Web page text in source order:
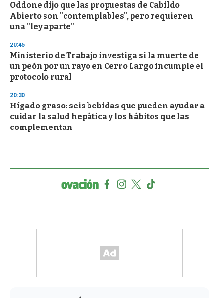
Oddone dijo que las propuestas de Cabildo
Abierto son "contemplables", pero requieren
una "ley aparte"
20:45
Ministerio de Trabajo investiga si la muerte de
un peón por un rayo en Cerro Largo incumple el
protocolo rural
20:30
Hígado graso: seis bebidas que pueden ayudar a
cuidar la salud hepática y los hábitos que las
complementan